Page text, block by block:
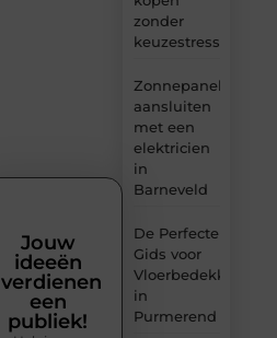
zonder
keuzestress
Zonnepanelen
aansluiten
met een
elektricien
in
Barneveld
De Perfecte
Gids voor
Vloerbedekking
in
Purmerend
Jouw
ideeën
verdienen
een
publiek!